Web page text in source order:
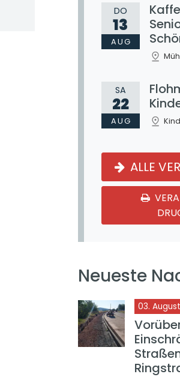
DO
13
AUG
SA
22
AUG
ALLE
Neueste
03.